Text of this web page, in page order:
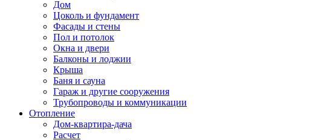
Дом
Цоколь и фундамент
Фасады и стены
Пол и потолок
Окна и двери
Балконы и лоджии
Крыша
Баня и сауна
Гараж и другие сооружения
Трубопроводы и коммуникации
Отопление
Дом-квартира-дача
Расчет